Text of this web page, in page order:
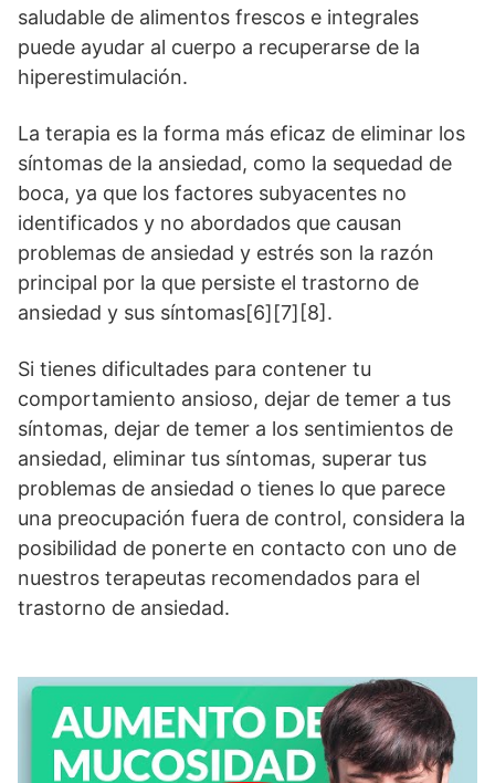
saludable de alimentos frescos e integrales
puede ayudar al cuerpo a recuperarse de la
hiperestimulación.
La terapia es la forma más eficaz de eliminar los
síntomas de la ansiedad, como la sequedad de
boca, ya que los factores subyacentes no
identificados y no abordados que causan
problemas de ansiedad y estrés son la razón
principal por la que persiste el trastorno de
ansiedad y sus síntomas[6][7][8].
Si tienes dificultades para contener tu
comportamiento ansioso, dejar de temer a tus
síntomas, dejar de temer a los sentimientos de
ansiedad, eliminar tus síntomas, superar tus
problemas de ansiedad o tienes lo que parece
una preocupación fuera de control, considera la
posibilidad de ponerte en contacto con uno de
nuestros terapeutas recomendados para el
trastorno de ansiedad.